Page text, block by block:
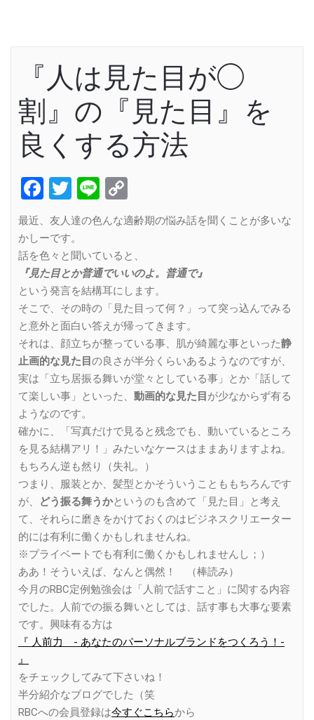
『人は見た目が◯
割』の『見た目』を
良くする方法
Facebook
Twitter
Line
Link
最近、友人達の色んな適齢期の悩み話を聞くことが多いな
かしーです。
話を色々と聞いていると、
『見た目とか普通でいいのよ。普通で』
という発言を結構耳にします。
そこで、その時の「見た目って何？」って突っ込んでみる
と意外と面白い答えが帰ってきます。
それは、顔立ちが整っている事、肌が綺麗な事といった静
止画的な見た目 の良さが半分くらいあるようなのですが、
実は「立ち居振る舞いが堂々としている事」とか「話して
て楽しい事」といった、 動画的な見た目 が少なからず有る
ようなのです。
確かに、「写真だけで見ると残念でも、動いているところ
を見る結構アリ！」みたいなケースはままありますよね。
もちろん逆も然り（失礼。）
つまり、服装とか、髪型とかそういうことももちろんです
が、
どう振る舞うかというのも含めて「見た目」と考え
て、それらに磨きをかけておくのはビジネスクリエーター
的には有利に働くかもしれませんね。
※プライベートでも有利に働くかもしれませんし；）
ああ！そういえば、なんと偶然！ （棒読み）
今月のRBC定例勉強会は「人前で話すこと」に関する内容
でした。人前での振る舞いとしては、話す事も大事な要素
です。興味有る方は
『 人前力 - あなたのパーソナルブランドをつくろう！-
』
をチェックしてみて下さいね！
半分紹介なブログでした（笑
RBCへの会員登録は今すぐこちらから